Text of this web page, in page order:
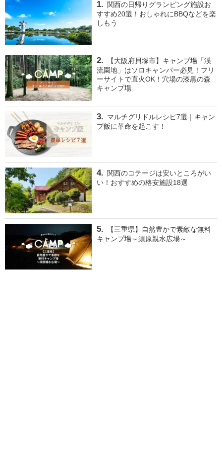
関西の日帰りグランピング施設お
すすめ20選！おしゃれにBBQなどを楽
しもう
【大阪府貝塚市】キャンプ場「渓
流園地」はソロキャンパー必見！フリ
ーサイトで直火OK！穴場の漆黒の森
キャンプ場
マルチグリドルレシピ7選｜キャン
プ飯に革命を起こす！
関西のコテージは安いところがい
い！おすすめの格安施設18選
【三重県】自然豊かで素敵な無料
キャンプ場～須原親水広場～